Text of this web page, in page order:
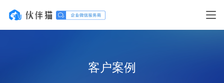
客户案例